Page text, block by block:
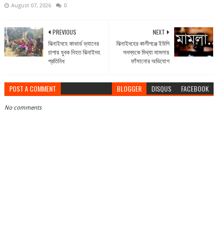
August 07, 2026 0
NEXT
ঝিনাইদহের কালীগঞ্জে ইউপি
সদস্যকে মিথ্যা মামলায়
ফাঁসানোর অভিযোগ
PREVIOUS
ঝিনাইদহে কাভার্ড ভ্যানের
চাপায় যুবক নিহত ঝিনাইদহ
প্রতিনিধ
POST A COMMENT BLOGGER DISQUS FACEBOOK
No comments